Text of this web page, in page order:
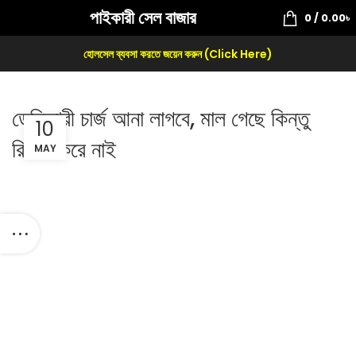
পাইকারী সেল বাজার 0/ 0.00৳
হোলসেল ব্যবসা করতে জয়েন করুন (Click Here)
ডেলিভারী চার্জ আনা লাগবে, মাল গেছে কিন্তু
রিসিভ করে নাই
10
MAY